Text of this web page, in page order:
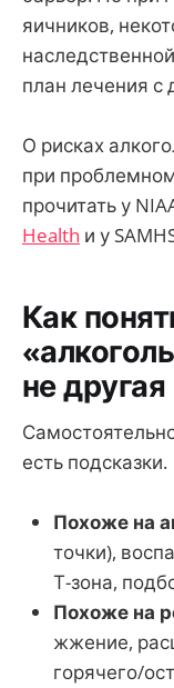
яичников,
план лечения с
О рисках
при
прочитать у
Health и у
Как
не
есть подсказки.
Похоже на
точки),
Т-зона,
Похоже на
жжение,
горячего/